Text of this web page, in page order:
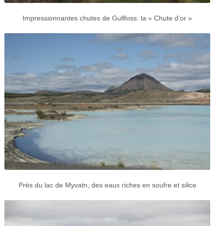
Impressionnantes chutes de Gullfoss: la « Chute d’or »
Près du lac de Myvatn, des eaux riches en soufre et silice